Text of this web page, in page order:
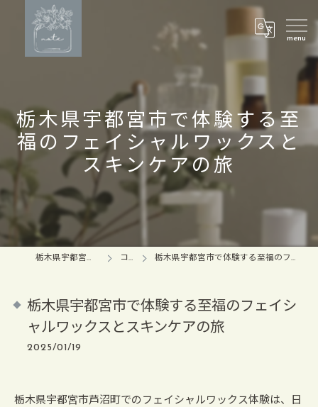
栃木県宇都宮市で体験する至
福のフェイシャルワックスと
スキンケアの旅
栃木県宇都宮のマツパならnote コラム 栃木県宇都宮市で体験する至福のフェイシャルワックスとスキンケアの旅
栃木県宇都宮市で体験する至福のフェイシ
ャルワックスとスキンケアの旅
2025/01/19
栃木県宇都宮市芦沼町でのフェイシャルワックス体験は、日